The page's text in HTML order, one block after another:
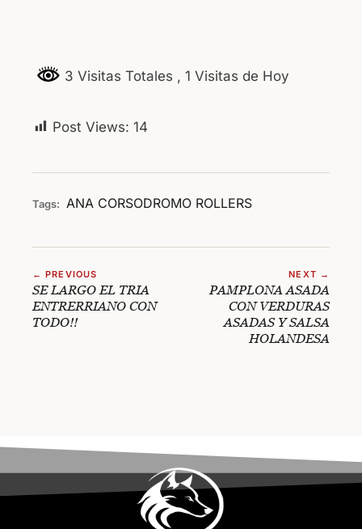
3 Visitas Totales , 1 Visitas de Hoy
Post Views: 14
Tags: ANA CORSODROMO ROLLERS
← PREVIOUS
SE LARGO EL TRIA
ENTRERRIANO CON
TODO!!
NEXT →
PAMPLONA ASADA
CON VERDURAS
ASADAS Y SALSA
HOLANDESA